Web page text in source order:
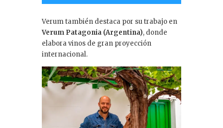
Verum también destaca por su trabajo en
Verum Patagonia (Argentina), donde
elabora vinos de gran proyección
internacional.